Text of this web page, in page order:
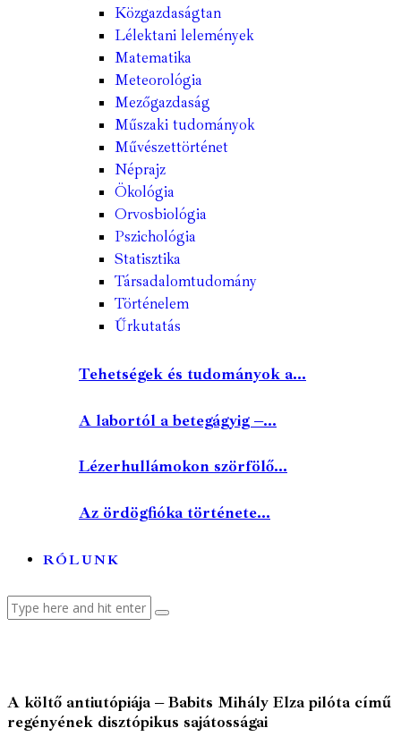
Közgazdaságtan
Lélektani lelemények
Matematika
Meteorológia
Mezőgazdaság
Műszaki tudományok
Művészettörténet
Néprajz
Ökológia
Orvosbiológia
Pszichológia
Statisztika
Társadalomtudomány
Történelem
Űrkutatás
Tehetségek és tudományok a...
A labortól a betegágyig –...
Lézerhullámokon szörfölő...
Az ördögfióka története...
RÓLUNK
A költő antiutópiája – Babits Mihály Elza pilóta című
regényének disztópikus sajátosságai